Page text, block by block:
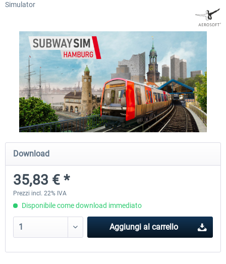
Fernbus Simulator
30,71 € *
Train Simulator Classic
Simulator
Download
35,83 € *
Prezzi incl. 22% IVA
Disponibile come download immediato
Aggiungi al carrello